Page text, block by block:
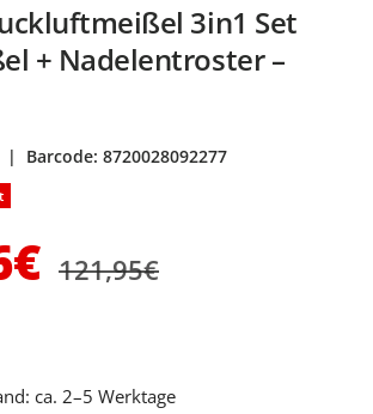
3in1 Set
+ Nadelentroster –
| Barcode: 8720028092277
121,95€
ca. 2–5 Werktage